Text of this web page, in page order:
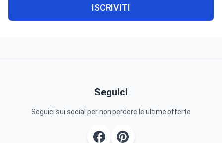
ISCRIVITI
Seguici
Seguici sui social per non perdere le ultime offerte